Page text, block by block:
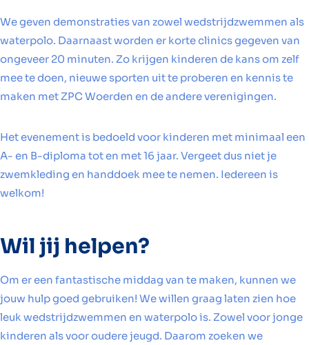
We geven demonstraties van zowel wedstrijdzwemmen als
waterpolo. Daarnaast worden er korte clinics gegeven van
ongeveer 20 minuten. Zo krijgen kinderen de kans om zelf
mee te doen, nieuwe sporten uit te proberen en kennis te
maken met ZPC Woerden en de andere verenigingen.
Het evenement is bedoeld voor kinderen met minimaal een
A- en B-diploma tot en met 16 jaar. Vergeet dus niet je
zwemkleding en handdoek mee te nemen. Iedereen is
welkom!
Wil jij helpen?
Om er een fantastische middag van te maken, kunnen we
jouw hulp goed gebruiken! We willen graag laten zien hoe
leuk wedstrijdzwemmen en waterpolo is. Zowel voor jonge
kinderen als voor oudere jeugd. Daarom zoeken we